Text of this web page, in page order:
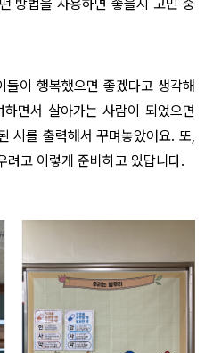
방법을 사용하면 좋을지 고민 중
들이 행복했으면 좋겠다고 생각해
면서 살아가는 사람이 되었으면
시를 출력해서 꾸며놓았어요. 또,
려고 이렇게 준비하고 있답니다.